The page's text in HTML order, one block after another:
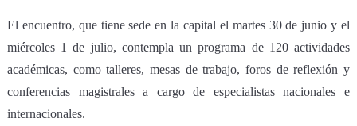
El encuentro, que tiene sede en la capital el martes 30 de junio y el
miércoles 1 de julio, contempla un programa de 120 actividades
académicas, como talleres, mesas de trabajo, foros de reflexión y
conferencias magistrales a cargo de especialistas nacionales e
internacionales.